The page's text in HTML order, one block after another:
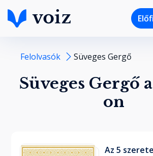
Felolvasók Süveges Gergő
Süveges Gergő
on
Az 5